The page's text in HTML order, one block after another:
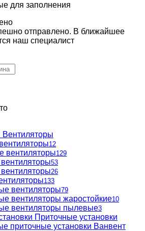
для заполнения
отправлено. В ближайшее
наш специалист
Вентиляторы
12
вентиляторы129
53
26
133
вентиляторы79
вентиляторы жаростойкие10
вентиляторы пылевые3
Приточные установки
приточные установки Ванвент